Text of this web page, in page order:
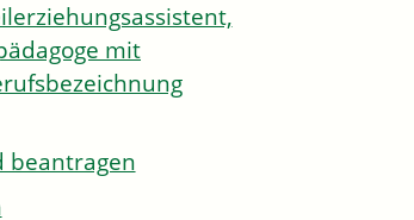
mit
beantragen